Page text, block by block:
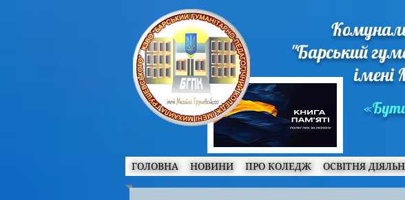
"Барський
імені
ГОЛОВНА НОВИНИ ПРО КОЛЕДЖ ОСВІТНЯ